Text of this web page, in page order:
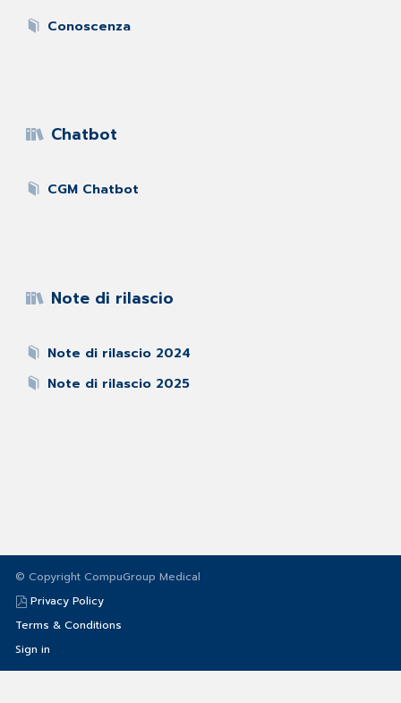
Conoscenza
Chatbot
CGM Chatbot
Note di rilascio
Note di rilascio 2024
Note di rilascio 2025
© Copyright CompuGroup Medical
Privacy Policy
Terms & Conditions
Sign in